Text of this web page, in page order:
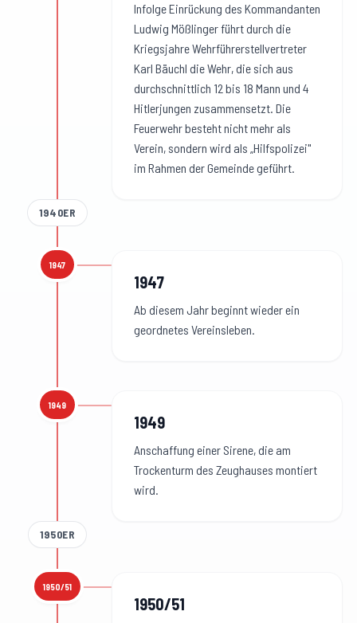
Infolge Einrückung des Kommandanten
Ludwig Mößlinger führt durch die
Kriegsjahre Wehrführerstellvertreter
Karl Bäuchl die Wehr, die sich aus
durchschnittlich 12 bis 18 Mann und 4
Hitlerjungen zusammensetzt. Die
Feuerwehr besteht nicht mehr als
Verein, sondern wird als „Hilfspolizei"
im Rahmen der Gemeinde geführt.
1940ER
1947
1947:
1947
Ab diesem Jahr beginnt wieder ein
geordnetes Vereinsleben.
1949
1949:
1949
Anschaffung einer Sirene, die am
Trockenturm des Zeughauses montiert
wird.
1950ER
1950/51
1950/51:
1950/51